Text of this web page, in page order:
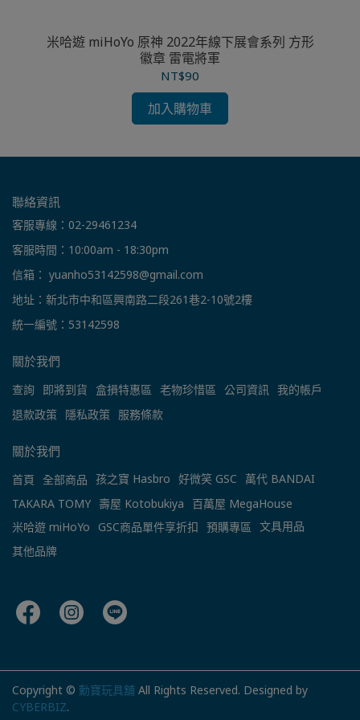
米哈遊 miHoYo 原神 2022年線下展會系列 方形
徽章 雷電將軍
NT$90
加入購物車
聯絡資訊
客服專線：02-29461234
客服時間：10:00am - 18:30pm
信箱： yuanho53142598@gmail.com
地址：新北市中和區興南路二段261巷2-10號2樓
統一編號：53142598
關於我們
查詢 即將到貨 盒損特惠區 老物珍惜區 公司資訊 我的帳戶
退款政策 隱私政策 服務條款
關於我們
首頁 全部商品 孩之寶 Hasbro 好微笑 GSC
萬代 BANDAI
TAKARA TOMY 壽屋 Kotobukiya
百萬屋 MegaHouse
米哈遊 miHoYo GSC商品單件享折扣 預購專區 文具用品
其他品牌
Copyright © 勳寶玩具舖 All Rights Reserved. Designed by
CYBERBIZ.